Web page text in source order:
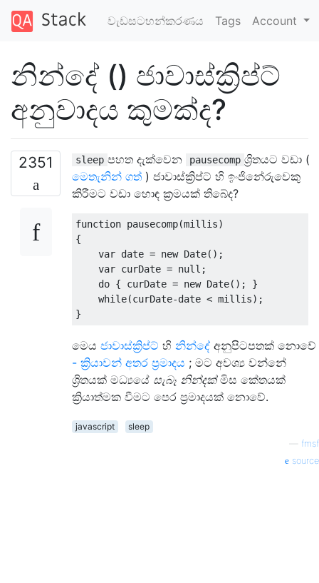
වැඩසටහන්කරණය Tags Account
නින්දේ () ජාවාස්ක්‍රිප්ට්
අනුවාදය කුමක්ද?
2351 sleep පහත දැක්වෙන pausecomp ශ්‍රිතයට වඩා (
මෙතැනින් ගත් ) ජාවාස්ක්‍රිප්ට් හි ඉංජිනේරුවෙකු
කිරීමට වඩා හොඳ ක්‍රමයක් තිබේද?
function pausecomp(millis)
{
var date = new Date();
var curDate = null ;
do { curDate = new Date();
}
while(curDate-date < millis);
}
මෙය ජාවාස්ක්‍රිප්ට් හි නින්දේ අනුපිටපතක් නොවේ
- ක්‍රියාවන් අතර ප්‍රමාදය ; මට අවශ්‍ය වන්නේ
ශ්‍රිතයක් මධ්‍යයේ සැබෑ නින්දක්මිස කේතයක්
ක්‍රියාත්මක වීමට පෙර ප්‍රමාදයක් නොවේ.
javascript
sleep
fmsf
source